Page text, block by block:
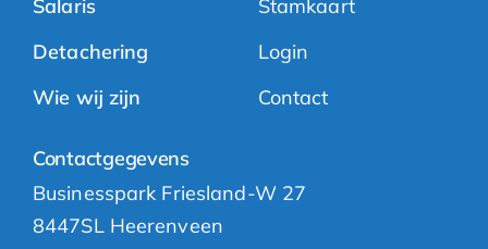
Salaris
Detachering
Wie wij zijn
Stamkaart
Login
Contact
Contactgegevens
Businesspark Friesland-W 27
8447SL Heerenveen